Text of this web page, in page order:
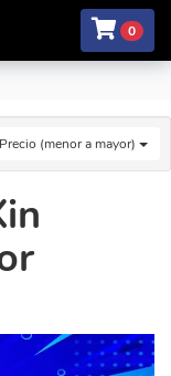
0
Precio (menor a mayor)